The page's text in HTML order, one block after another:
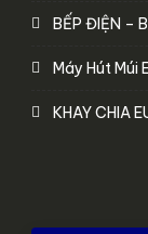
BẾP ĐIỆN –
Máy Hút Múi
KHAY CHIA